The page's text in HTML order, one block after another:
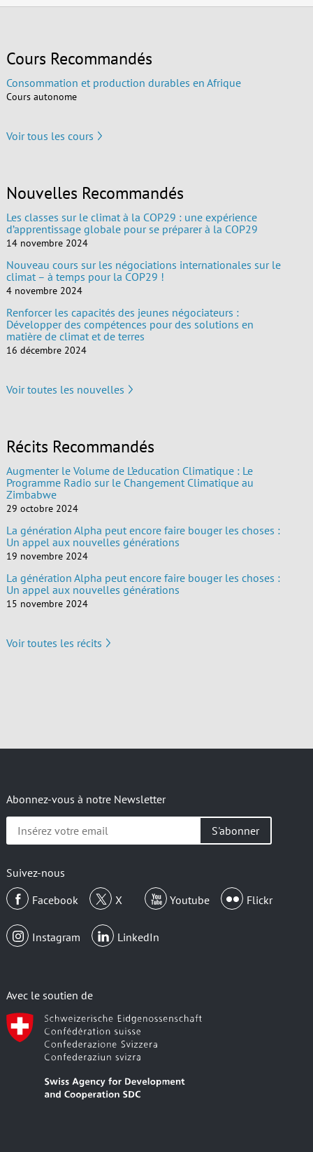
Cours Recommandés
Consommation et production durables en Afrique
Cours autonome
Voir tous les cours
Nouvelles Recommandés
Les classes sur le climat à la COP29 : une expérience
d’apprentissage globale pour se préparer à la COP29
14 novembre 2024
Nouveau cours sur les négociations internationales sur le
climat – à temps pour la COP29 !
4 novembre 2024
Renforcer les capacités des jeunes négociateurs :
Développer des compétences pour des solutions en
matière de climat et de terres
16 décembre 2024
Voir toutes les nouvelles
Récits Recommandés
Augmenter le Volume de L’education Climatique : Le
Programme Radio sur le Changement Climatique au
Zimbabwe
29 octobre 2024
La génération Alpha peut encore faire bouger les choses :
Un appel aux nouvelles générations
19 novembre 2024
La génération Alpha peut encore faire bouger les choses :
Un appel aux nouvelles générations
15 novembre 2024
Voir toutes les récits
Abonnez-vous à notre Newsletter
Insérez
votre
Suivez-nous
Facebook
X Youtube Flickr
Instagram LinkedIn
Avec le soutien de